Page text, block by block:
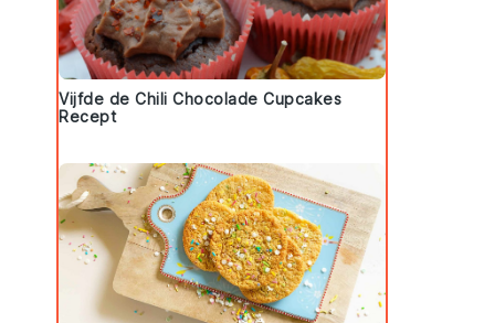
Vijfde de Chili Chocolade Cupcakes
Recept